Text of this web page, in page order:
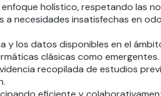
holístico, respetando las
necesidades insatisfechas en
y los datos disponibles en el
clásicas como emergentes.
recopilada de estudios